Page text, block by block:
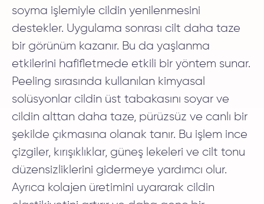
soyma işlemiyle cildin yenilenmesini
destekler. Uygulama sonrası cilt daha taze
bir görünüm kazanır. Bu da yaşlanma
etkilerini hafifletmede etkili bir yöntem sunar.
Peeling sırasında kullanılan kimyasal
solüsyonlar cildin üst tabakasını soyar ve
cildin alttan daha taze, pürüzsüz ve canlı bir
şekilde çıkmasına olanak tanır. Bu işlem ince
çizgiler, kırışıklıklar, güneş lekeleri ve cilt tonu
düzensizliklerini gidermeye yardımcı olur.
Ayrıca kolajen üretimini uyararak cildin